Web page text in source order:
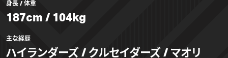
身長 / 体重
187cm / 104kg
主な経歴
ハイランダーズ / クルセイダーズ / マオリ